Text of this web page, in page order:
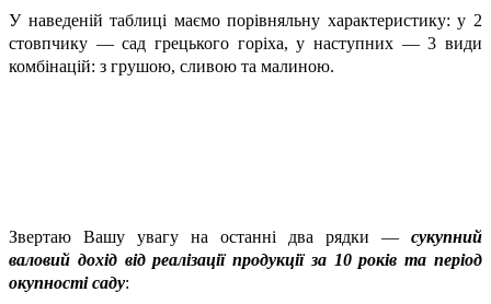
У наведеній таблиці маємо порівняльну характеристику: у 2
стовпчику — сад грецького горіха, у наступних — 3 види
комбінацій: з грушою, сливою та малиною.
Звертаю Вашу увагу на останні два рядки — сукупний
валовий дохід від реалізації продукції за 10 років та період
окупності саду: